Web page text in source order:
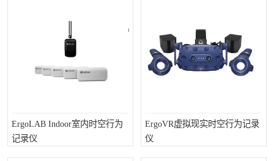
ErgoLAB Indoor室内时空行为
记录仪
ErgoVR虚拟现实时空行为记录
仪